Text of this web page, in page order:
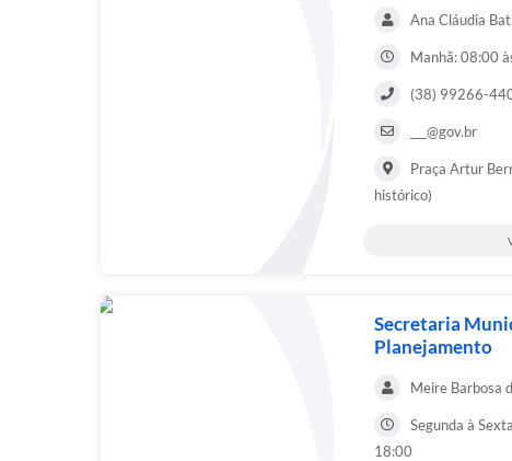
Ana Cláudia
Manhã: 08:00
(38) 99266-
___@gov.br
Praça Artur
histórico)
Secretaria
Planejamento
Meire Barbosa
Segunda à
18:00